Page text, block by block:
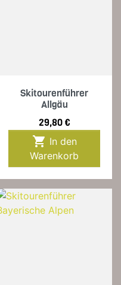
Skitourenführer
Allgäu
Preis
29,80 €

Warenkorb